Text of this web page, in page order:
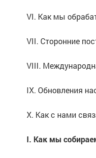
VI. Как мы
VII. Сторонние
VIII.
IX. Обновления
X. Как с нами
I. Как мы